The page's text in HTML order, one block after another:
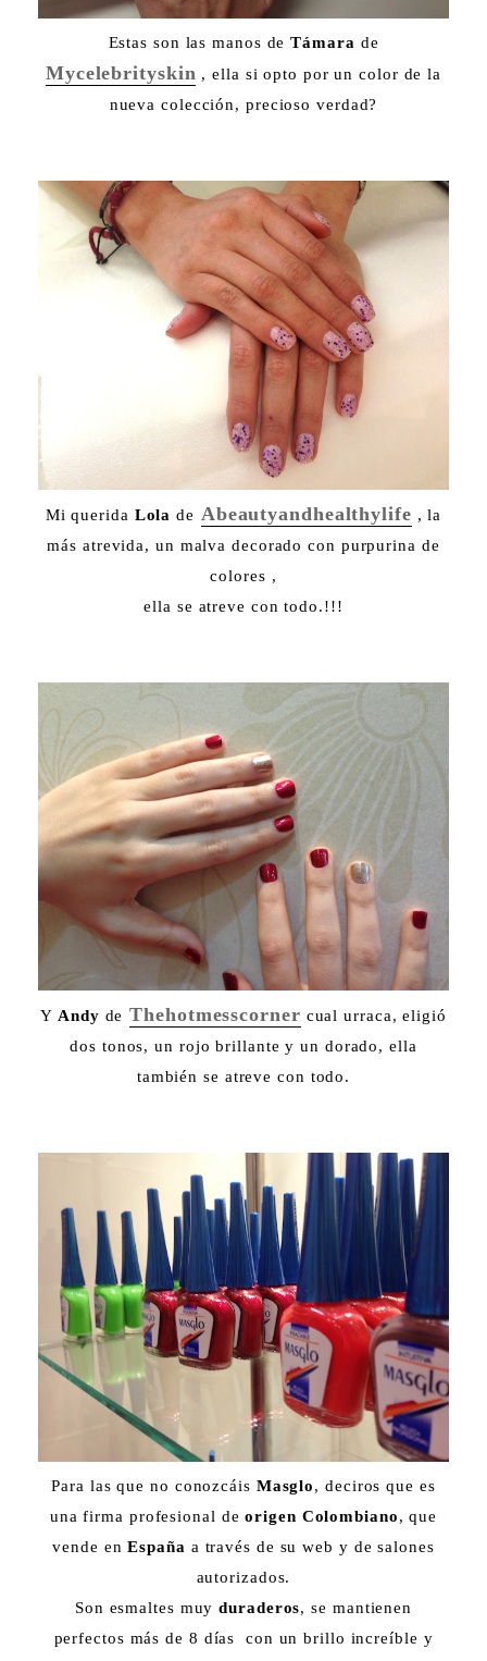
Estas son las manos de Támara de
Mycelebrityskin , ella si opto por un color de la
nueva colección, precioso verdad?
Mi querida Lolade Abeautyandhealthylife , la
más atrevida, un malva decorado con purpurina de
colores ,
ella se atreve con todo.!!!
Y Andy de Thehotmesscorner cual urraca, eligió
dos tonos, un rojo brillante y un dorado, ella
también se atreve con todo.
Para las que no conozcáis Masglo, deciros que es
una firma profesional de origen Colombiano, que
vende enEspaña a través de su web y de salones
autorizados.
Son esmaltes muyduraderos, se mantienen
perfectos más de 8 días con un brillo increíble y